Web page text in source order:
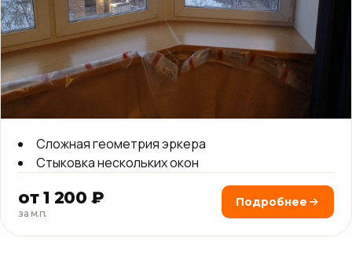
Сложная геометрия эркера
Стыковка нескольких окон
от 1 200 ₽
за м.п.
Подробнее